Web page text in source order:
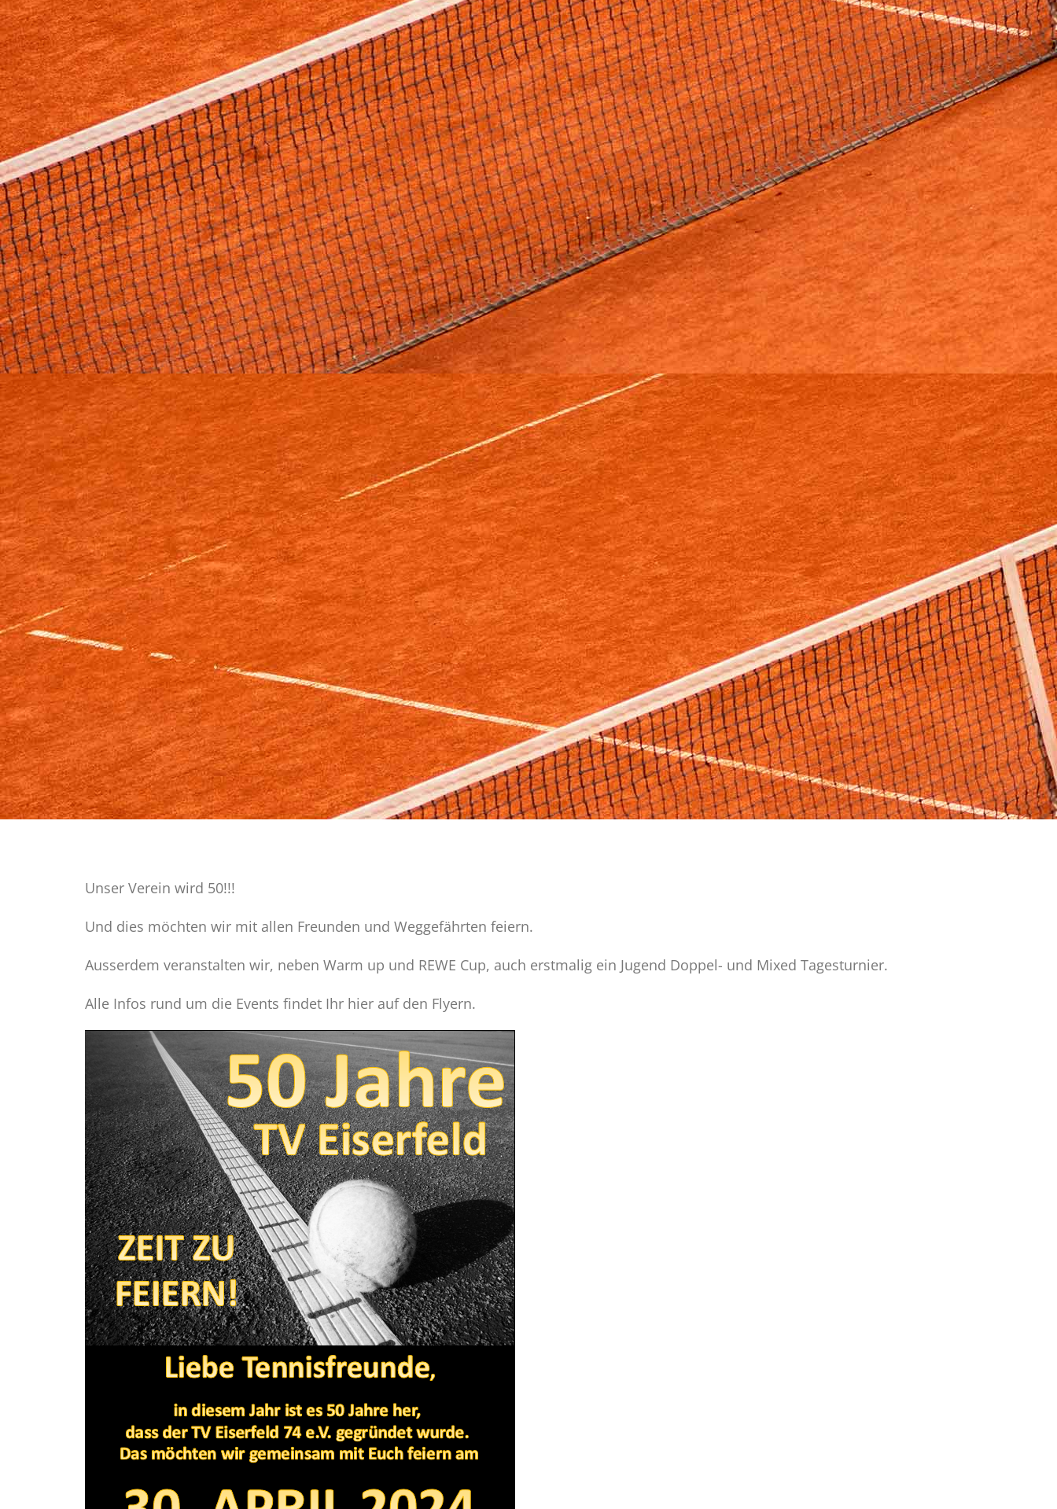
Unser Verein wird 50!!!
Und dies möchten wir mit allen Freunden und Weggefährten feiern.
Ausserdem veranstalten wir, neben Warm up und REWE Cup, auch erstmalig ein Jugend Doppel- und Mixed Tagesturnier.
Alle Infos rund um die Events findet Ihr hier auf den Flyern.